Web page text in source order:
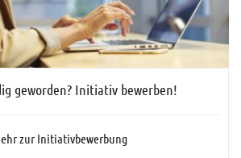
geworden? Initiativ bewerben!
zur Initiativbewerbung